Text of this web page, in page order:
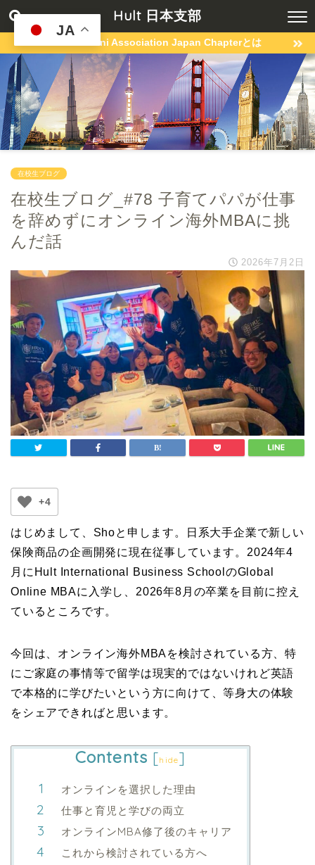
Hult 日本支部
Hult Alumni Association Japan Chapterとは
在校生ブログ
在校生ブログ_#78 子育てパパが仕事
を辞めずにオンライン海外MBAに挑
んだ話
2026年7月2日
+4
はじめまして、Shoと申します。日系大手企業で新しい
保険商品の企画開発に現在従事しています。2024年4
月にHult International Business SchoolのGlobal
Online MBAに入学し、2026年8月の卒業を目前に控え
ているところです。
今回は、オンライン海外MBAを検討されている方、特
にご家庭の事情等で留学は現実的ではないけれど英語
で本格的に学びたいという方に向けて、等身大の体験
をシェアできればと思います。
Contents [hide]
オンラインを選択した理由
仕事と育児と学びの両立
オンラインMBA修了後のキャリア
これから検討されている方へ
JA